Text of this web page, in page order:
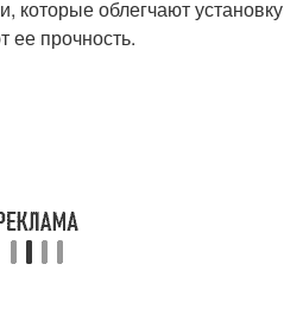
облегчают установку
ее прочность.